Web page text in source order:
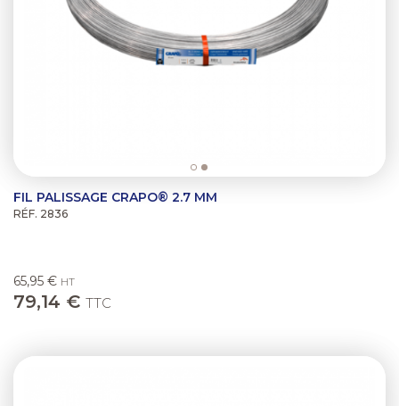
FIL PALISSAGE CRAPO® 2.7 MM
RÉF. 2836
65,95 € HT
79,14 € TTC